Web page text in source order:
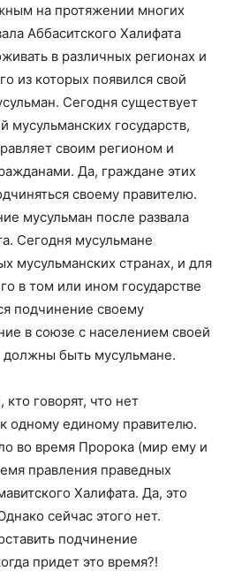
на протяжении многих
Аббаситского Халифата
в различных регионах и
из которых появился свой
Сегодня существует
мусульманских государств,
своим регионом и
Да, граждане этих
своему правителю.
мусульман после развала
Сегодня мусульмане
мусульманских странах, и для
в том или ином государстве
подчинение своему
в союзе с населением своей
быть мусульмане.
говорят, что нет
одному единому правителю.
во время Пророка (мир ему и
правления праведных
Халифата. Да, это
сейчас этого нет.
подчинение
придет это время?!